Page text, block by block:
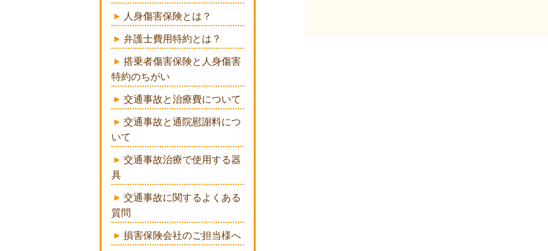
人身傷害保険とは？
弁護士費用特約とは？
搭乗者傷害保険と人身傷害
特約のちがい
交通事故と治療費について
交通事故と通院慰謝料につ
いて
交通事故治療で使用する器
具
交通事故に関するよくある
質問
損害保険会社のご担当様へ